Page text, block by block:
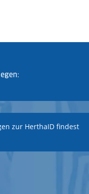
zur HerthaID findest